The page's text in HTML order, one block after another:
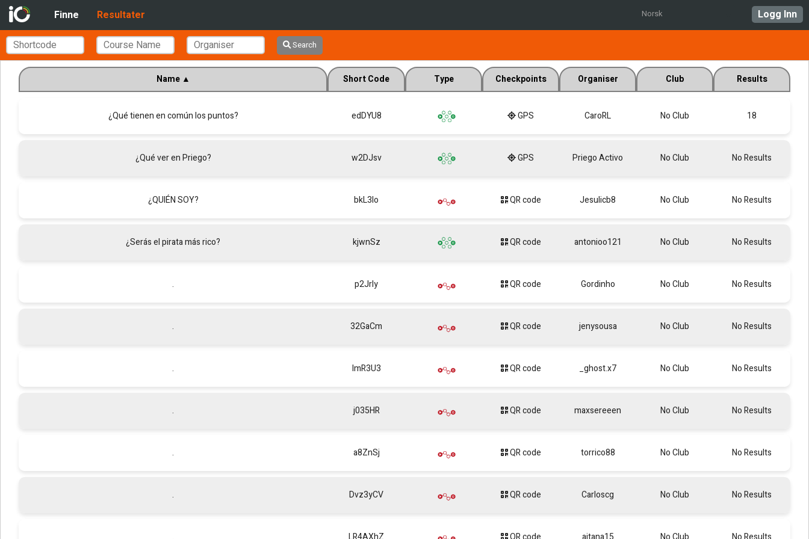
Finne Resultater Norsk Logg Inn
Search
Name▲ Short Code Type Checkpoints Organiser Club Results
¿Qué tienen en común los puntos? edDYU8 GPS CaroRL No Club 18
¿Qué ver en Priego? w2DJsv GPS Priego Activo No Club No Results
¿QUIÉN SOY? bkL3Io QR code Jesulicb8 No Club No Results
¿Serás el pirata más rico? kjwnSz QR code antonioo121 No Club No Results
. p2JrIy QR code Gordinho No Club No Results
. 32GaCm QR code jenysousa No Club No Results
. lmR3U3 QR code _ghost.x7 No Club No Results
. j035HR QR code maxsereeen No Club No Results
. a8ZnSj QR code torrico88 No Club No Results
. Dvz3yCV QR code Carloscg No Club No Results